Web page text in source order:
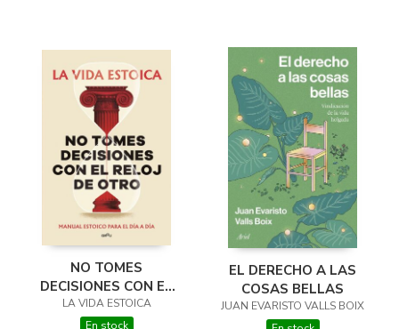
NO TOMES
DECISIONES CON EL
RELOJ DE OTRO
LA VIDA ESTOICA
En stock
EL DERECHO A LAS
COSAS BELLAS
JUAN EVARISTO VALLS BOIX